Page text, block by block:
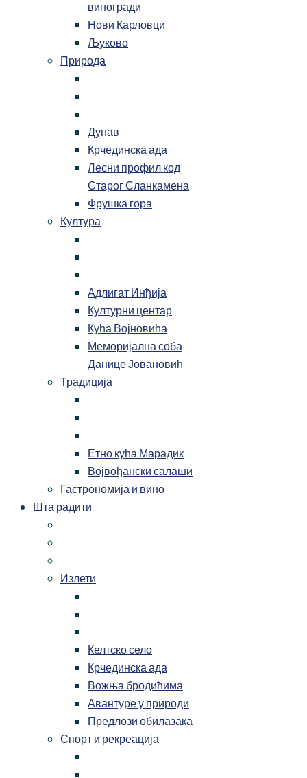
виногради
Нови Карловци
Љуково
Природа
Дунав
Крчединска ада
Лесни профил код
Старог Сланкамена
Фрушка гора
Култура
Адлигат Инђија
Културни центар
Кућа Војновића
Меморијална соба
Данице Јовановић
Традиција
Етно кућа Марадик
Војвођански салаши
Гастрономија и вино
Шта радити
Излети
Келтско село
Крчединска ада
Вожња бродићима
Авантуре у природи
Предлози обилазака
Спорт и рекреација